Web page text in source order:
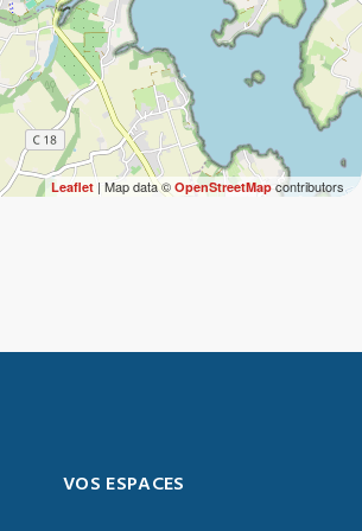
Leaflet| Map data © OpenStreetMapcontributors
VOS ESPACES